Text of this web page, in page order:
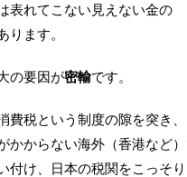
表れてこない見えない金の
ります。
の要因が密輸です。
費税という制度の隙を突き、
かからない海外（香港など
付け、日本の税関をこっそり